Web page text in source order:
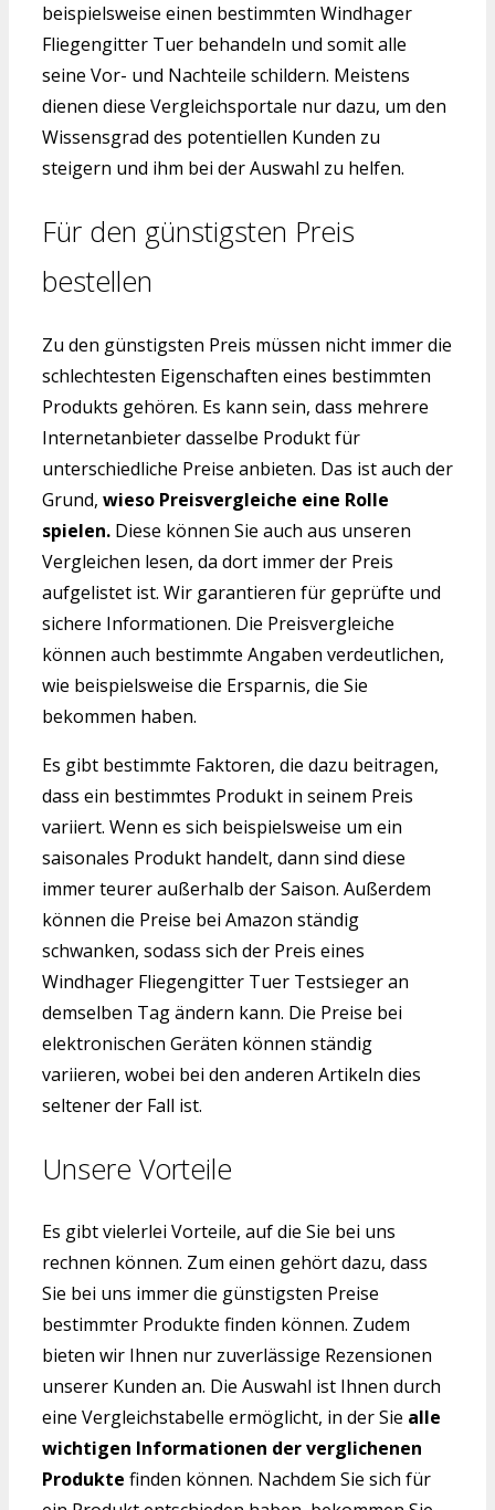
beispielsweise einen bestimmten Windhager
Fliegengitter Tuer behandeln und somit alle
seine Vor- und Nachteile schildern. Meistens
dienen diese Vergleichsportale nur dazu, um den
Wissensgrad des potentiellen Kunden zu
steigern und ihm bei der Auswahl zu helfen.
Für den günstigsten Preis
bestellen
Zu den günstigsten Preis müssen nicht immer die
schlechtesten Eigenschaften eines bestimmten
Produkts gehören. Es kann sein, dass mehrere
Internetanbieter dasselbe Produkt für
unterschiedliche Preise anbieten. Das ist auch der
Grund, wieso Preisvergleiche eine Rolle
spielen. Diese können Sie auch aus unseren
Vergleichen lesen, da dort immer der Preis
aufgelistet ist. Wir garantieren für geprüfte und
sichere Informationen. Die Preisvergleiche
können auch bestimmte Angaben verdeutlichen,
wie beispielsweise die Ersparnis, die Sie
bekommen haben.
Es gibt bestimmte Faktoren, die dazu beitragen,
dass ein bestimmtes Produkt in seinem Preis
variiert. Wenn es sich beispielsweise um ein
saisonales Produkt handelt, dann sind diese
immer teurer außerhalb der Saison. Außerdem
können die Preise bei Amazon ständig
schwanken, sodass sich der Preis eines
Windhager Fliegengitter Tuer Testsieger an
demselben Tag ändern kann. Die Preise bei
elektronischen Geräten können ständig
variieren, wobei bei den anderen Artikeln dies
seltener der Fall ist.
Unsere Vorteile
Es gibt vielerlei Vorteile, auf die Sie bei uns
rechnen können. Zum einen gehört dazu, dass
Sie bei uns immer die günstigsten Preise
bestimmter Produkte finden können. Zudem
bieten wir Ihnen nur zuverlässige Rezensionen
unserer Kunden an. Die Auswahl ist Ihnen durch
eine Vergleichstabelle ermöglicht, in der Sie alle
wichtigen Informationen der verglichenen
Produkte finden können. Nachdem Sie sich für